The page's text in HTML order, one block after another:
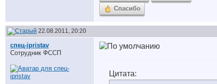
Спасибо
22.08.2011, 20:20
спец-ipristav
Сотрудник ФССП
Цитата: